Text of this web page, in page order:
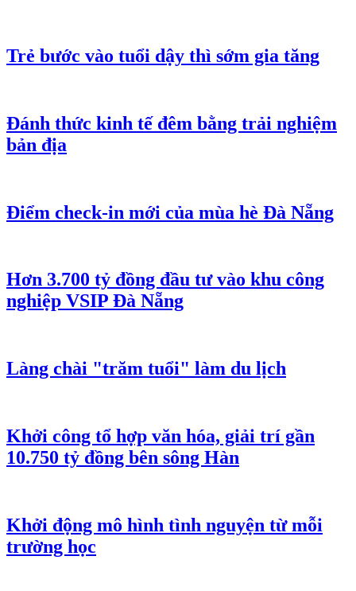
Trẻ bước vào tuổi dậy thì sớm gia tăng
Đánh thức kinh tế đêm bằng trải nghiệm
bản địa
Điểm check-in mới của mùa hè Đà Nẵng
Hơn 3.700 tỷ đồng đầu tư vào khu công
nghiệp VSIP Đà Nẵng
Làng chài "trăm tuổi" làm du lịch
Khởi công tổ hợp văn hóa, giải trí gần
10.750 tỷ đồng bên sông Hàn
Khởi động mô hình tình nguyện từ mỗi
trường học